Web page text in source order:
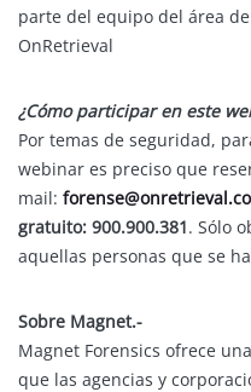
parte del equipo del área
OnRetrieval
¿Cómo participar en este
Por temas de seguridad,
webinar es preciso que
mail:
gratuito: 900.900.381. Sólo
aquellas personas que se
Sobre Magnet.-
Magnet Forensics ofrece
que las agencias y